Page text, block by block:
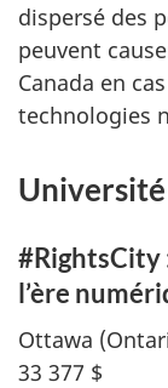
dispersé des
peuvent
Canada en
technologies
#RightsCity
l’ère
Ottawa
33 377 $